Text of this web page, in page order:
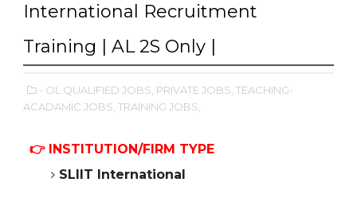
International Recruitment
Training | AL 2S Only |
- OL QUALIFIED JOBS, PRIVATE JOBS, TEACHING-
ACADAMIC JOBS, TRAINING JOBS,
👉 INSTITUTION/FIRM TYPE
SLIIT International